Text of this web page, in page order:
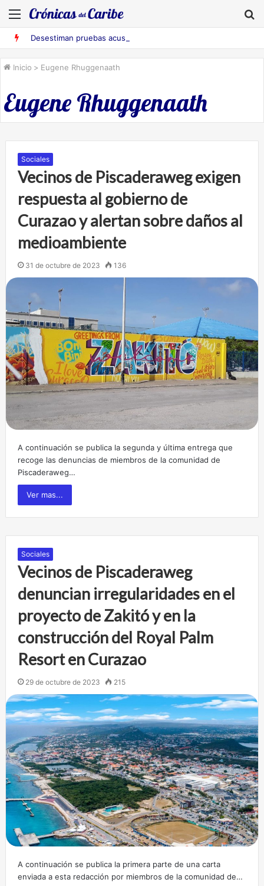
Menú
Inicio > Eugene Rhuggenaath
Eugene Rhuggenaath
Sociales
Vecinos de Piscaderaweg exigen
respuesta al gobierno de
Curazao y alertan sobre daños al
medioambiente
31 de octubre de 2023 136
A continuación se publica la segunda y última entrega que
recoge las denuncias de miembros de la comunidad de
Piscaderaweg…
Ver mas...
Sociales
Vecinos de Piscaderaweg
denuncian irregularidades en el
proyecto de Zakitó y en la
construcción del Royal Palm
Resort en Curazao
29 de octubre de 2023 215
A continuación se publica la primera parte de una carta
enviada a esta redacción por miembros de la comunidad de…